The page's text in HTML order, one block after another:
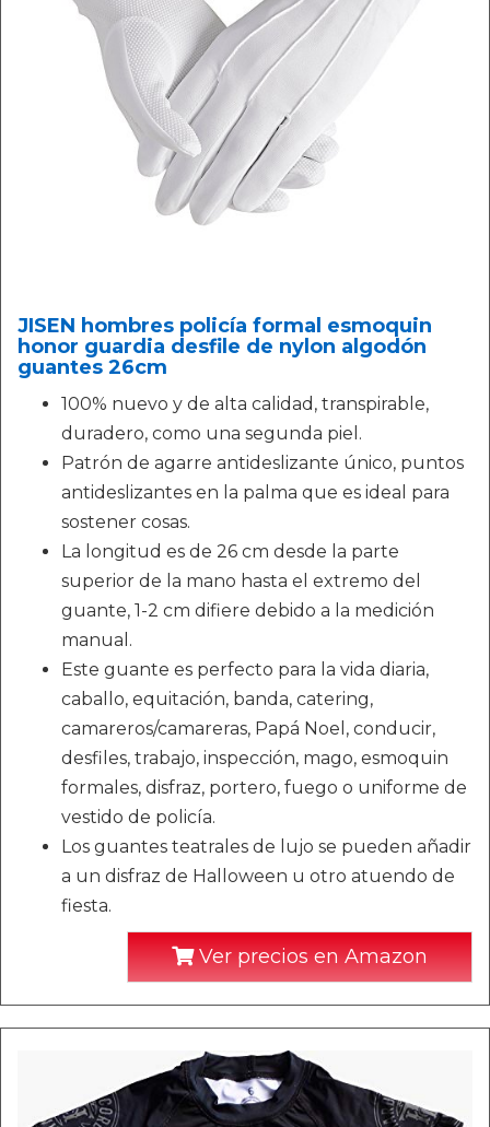
JISEN hombres policía formal esmoquin
honor guardia desfile de nylon algodón
guantes 26cm
100% nuevo y de alta calidad, transpirable,
duradero, como una segunda piel.
Patrón de agarre antideslizante único, puntos
antideslizantes en la palma que es ideal para
sostener cosas.
La longitud es de 26 cm desde la parte
superior de la mano hasta el extremo del
guante, 1-2 cm difiere debido a la medición
manual.
Este guante es perfecto para la vida diaria,
caballo, equitación, banda, catering,
camareros/camareras, Papá Noel, conducir,
desfiles, trabajo, inspección, mago, esmoquin
formales, disfraz, portero, fuego o uniforme de
vestido de policía.
Los guantes teatrales de lujo se pueden añadir
a un disfraz de Halloween u otro atuendo de
fiesta.
Ver precios en Amazon